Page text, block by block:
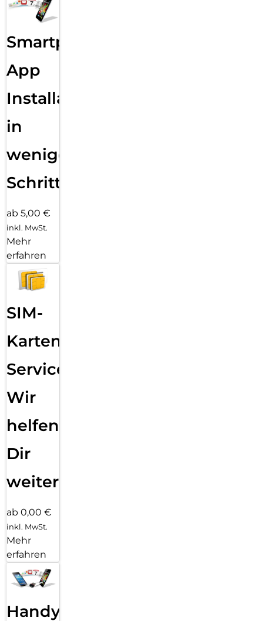
Smartphone
App
Installation
in
wenigen
Schritten
ab 5,00 €
inkl. MwSt.
Mehr
erfahren
SIM-
Karten
Service:
Wir
helfen
Dir
weiter
ab 0,00 €
inkl. MwSt.
Mehr
erfahren
Handy